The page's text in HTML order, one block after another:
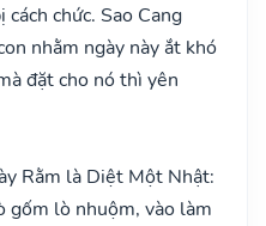
chức. Sao Cang
nhằm ngày này ắt khó
đặt cho nó thì yên
Rằm là Diệt Một Nhật:
gốm lò nhuộm, vào làm